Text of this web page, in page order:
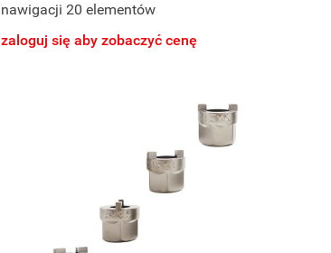
nawigacji 20 elementów
zaloguj się aby zobaczyć cenę